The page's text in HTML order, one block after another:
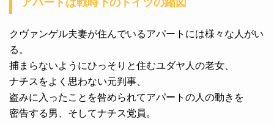
クヴァンゲル夫妻が住んでいるアパートには様々な人がい
る。
捕まらないようにひっそりと住むユダヤ人の老女、
ナチスをよく思わない元判事、
盗みに入ったことを咎められてアパートの人の動きを
密告する男、そしてナチス党員。